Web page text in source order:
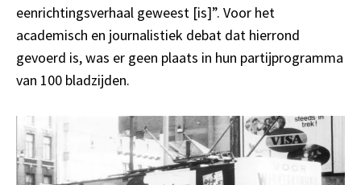
eenrichtingsverhaal geweest [is]”. Voor het
academisch en journalistiek debat dat hierrond
gevoerd is, was er geen plaats in hun partijprogramma
van 100 bladzijden.